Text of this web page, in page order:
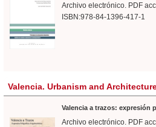
Archivo electrónico. PDF
ISBN:978-84-1396-417-1
Valencia. Urbanism and
Valencia a trazos: expresión
Archivo electrónico. PDF